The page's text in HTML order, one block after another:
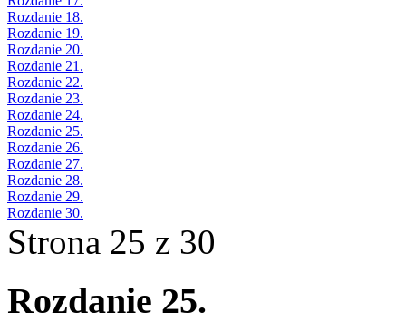
Rozdanie 18.
Rozdanie 19.
Rozdanie 20.
Rozdanie 21.
Rozdanie 22.
Rozdanie 23.
Rozdanie 24.
Rozdanie 25.
Rozdanie 26.
Rozdanie 27.
Rozdanie 28.
Rozdanie 29.
Rozdanie 30.
Strona 25 z 30
Rozdanie 25.